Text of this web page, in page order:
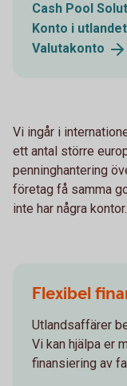
Cash Pool
Konto i utlandet
Valutakonto
Vi ingår i
ett antal större
penninghantering
företag få samma
inte har några kontor.
Flexibel
Utlandsaffärer
Vi kan hjälpa er
finansiering av